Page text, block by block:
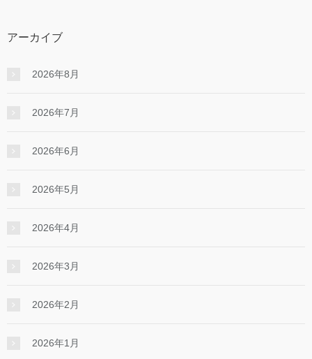
アーカイブ
2026年8月
2026年7月
2026年6月
2026年5月
2026年4月
2026年3月
2026年2月
2026年1月